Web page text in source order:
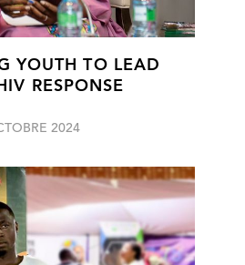
YOUTH TO LEAD
RESPONSE
2024